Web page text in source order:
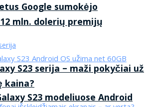
S23 modeliuose Android
Google sumokėjo
mln. dolerių premijų
S23 serija – maži pokyčiai už
kaina?